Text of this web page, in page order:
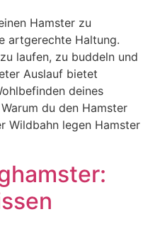
Hamster zu
artgerechte Haltung.
laufen, zu buddeln und
Auslauf bietet
deines
du den Hamster
Wildbahn legen Hamster